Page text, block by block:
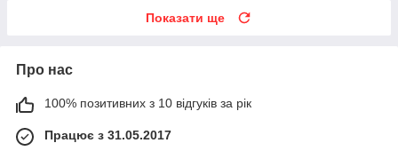
Показати ще
Про нас
100% позитивних з 10 відгуків за рік
Працює з 31.05.2017